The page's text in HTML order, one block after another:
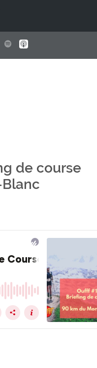
de course